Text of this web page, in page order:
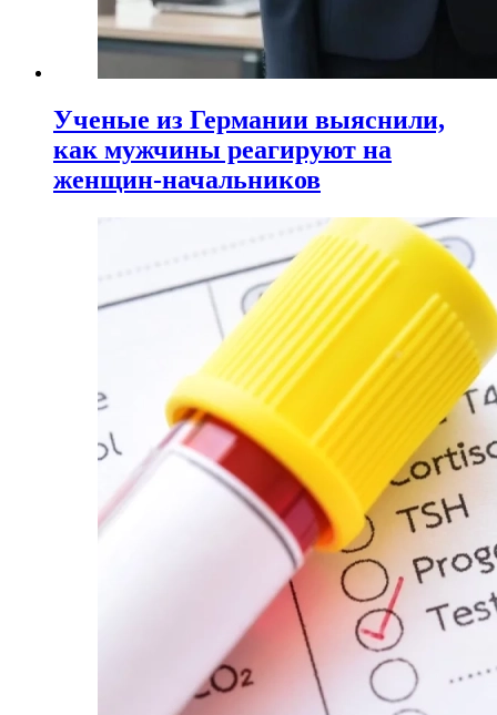
Ученые из Германии выяснили,
как мужчины реагируют на
женщин-начальников